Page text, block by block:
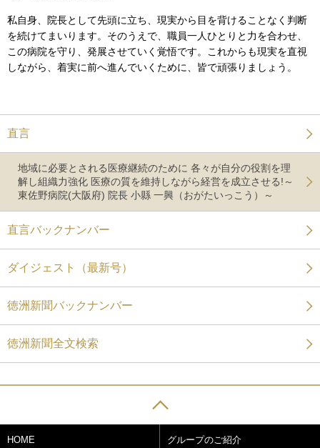
私自身、院長として先頭に立ち、現実から目を背けることなく判断
を続けてまいります。そのうえで、職員一人ひとりと力を合わせ、
この病院を守り、発展させていく覚悟です。これからも現実を直視
しながら、着実に前へ進んでいくために、皆で頑張りましょう。
直言
地域に必要とされる医療継続のために 各々が自分の役割を理
解し組織力強化 医療の質を維持しながら経営を成立させる!～
東佐野病院(大阪府) 院長 小縣 一興（おがたいっこう）～
直言バックナンバー
ダイジェスト（最新号）
徳洲新聞バックナンバー
徳洲新聞全文検索
HOME グループのご紹介